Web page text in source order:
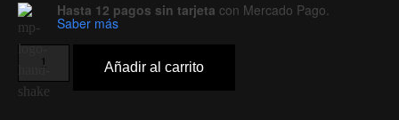
Hasta 12 pagos sin tarjeta con Mercado Pago.
Saber más
Añadir al carrito